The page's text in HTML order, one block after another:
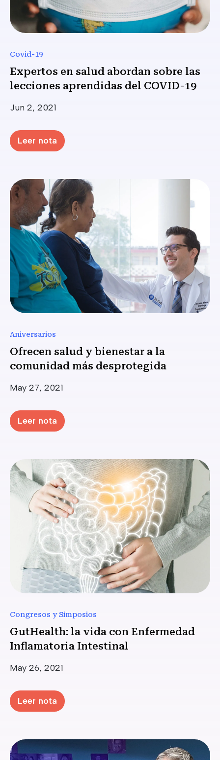
Covid-19
Expertos en salud abordan sobre las
lecciones aprendidas del COVID-19
Date
Jun 2, 2021
Leer nota
Aniversarios
Ofrecen salud y bienestar a la
comunidad más desprotegida
Date
May 27, 2021
Leer nota
Congresos y Simposios
GutHealth: la vida con Enfermedad
Inflamatoria Intestinal
Date
May 26, 2021
Leer nota